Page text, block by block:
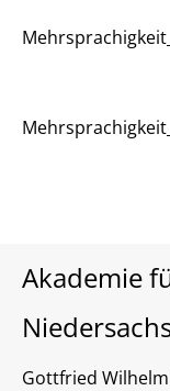
Akademie
Gottfried